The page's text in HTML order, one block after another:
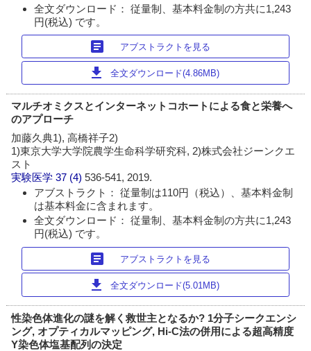
全文ダウンロード： 従量制、基本料金制の方共に1,243
円(税込) です。
article アブストラクトを見る
download 全文ダウンロード(4.86MB)
マルチオミクスとインターネットコホートによる食と栄養へ
のアプローチ
加藤久典1), 高橋祥子2)
1)東京大学大学院農学生命科学研究科, 2)株式会社ジーンクエ
スト
実験医学 37 (4)536-541, 2019.
アブストラクト： 従量制は110円（税込）、基本料金制
は基本料金に含まれます。
全文ダウンロード： 従量制、基本料金制の方共に1,243
円(税込) です。
article アブストラクトを見る
download 全文ダウンロード(5.01MB)
性染色体進化の謎を解く救世主となるか? 1分子シークエンシ
ング, オプティカルマッピング, Hi-C法の併用による超高精度
Y染色体塩基配列の決定